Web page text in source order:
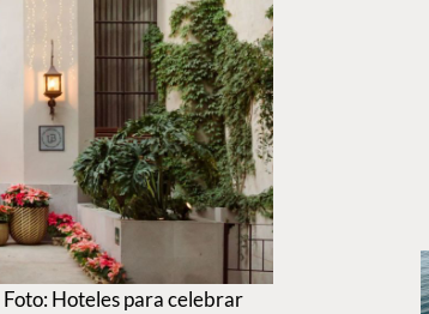
Hoteles para celebrar